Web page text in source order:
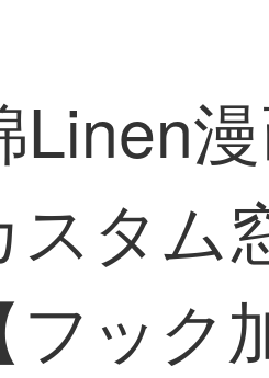
タム
ック